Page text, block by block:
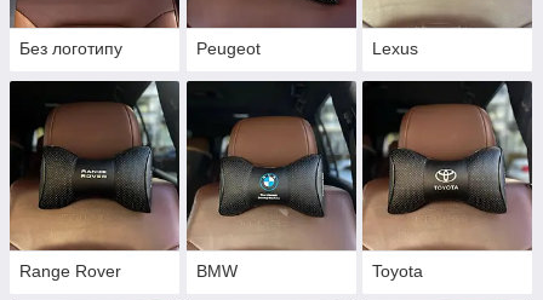
Без логотипу Peugeot Lexus
Range Rover BMW Toyota